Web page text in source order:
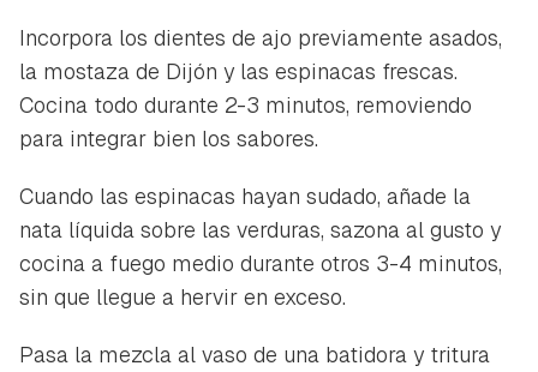
Incorpora los dientes de ajo previamente asados,
la mostaza de Dijón y las espinacas frescas.
Cocina todo durante 2-3 minutos, removiendo
para integrar bien los sabores.
Cuando las espinacas hayan sudado, añade la
nata líquida sobre las verduras, sazona al gusto y
cocina a fuego medio durante otros 3-4 minutos,
sin que llegue a hervir en exceso.
Pasa la mezcla al vaso de una batidora y tritura
Contenido enviado